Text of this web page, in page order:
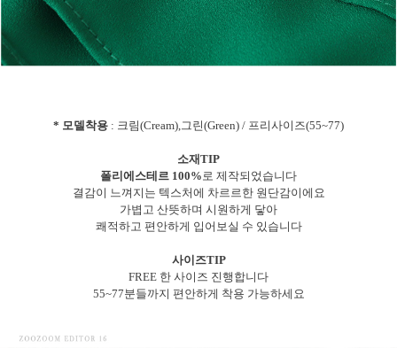
* 모델착용 : 크림(Cream),그린(Green) / 프리사이즈(55~77)
소재TIP
폴리에스테르 100%로 제작되었습니다
결감이 느껴지는 텍스처에 차르르한 원단감이에요
가볍고 산뜻하며 시원하게 닿아
쾌적하고 편안하게 입어보실 수 있습니다
사이즈TIP
FREE 한 사이즈 진행합니다
55~77분들까지 편안하게 착용 가능하세요